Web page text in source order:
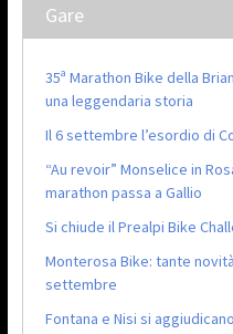
Gare
35ª Marathon Bike della
una leggendaria storia
Il 6 settembre l’esordio di
“Au revoir” Monselice in
marathon passa a Gallio
Si chiude il Prealpi Bike
Monterosa Bike: tante
settembre
Fontana e Nisi si